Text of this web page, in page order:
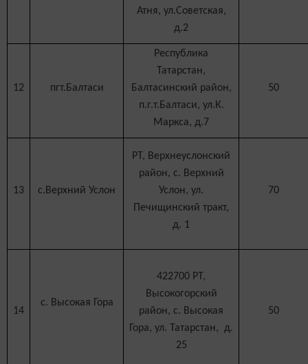
Атня, ул.Советская,
д.2
12 пгт.Балтаси
Республика
Татарстан,
Балтасинский район,
п.г.т.Балтаси, ул.К.
Маркса, д.7
50
13 с.Верхний Услон
РТ, Верхнеуслонский
район, с. Верхний
Услон, ул.
Печищинский тракт,
д. 1
70
14
с. Высокая Гора
422700 РТ,
Высокогорский
район, с. Высокая
Гора, ул. Татарстан, д.
25
50